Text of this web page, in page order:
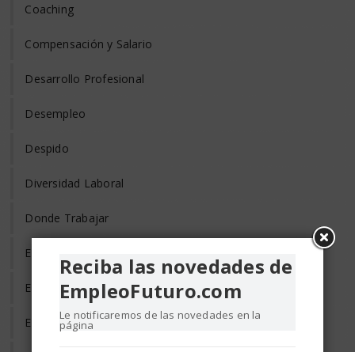
Coaching
Compensación y Salario
Desarrollo Profesional
Desempleo
Despido
Diversidad Laboral
Donde Trabajar
Empleo de Tercera Edad
Empleo Discapacitados
Empleo en el Mundo
Reciba las novedades de
EmpleoFuturo.com
Le notificaremos de las novedades en la
página